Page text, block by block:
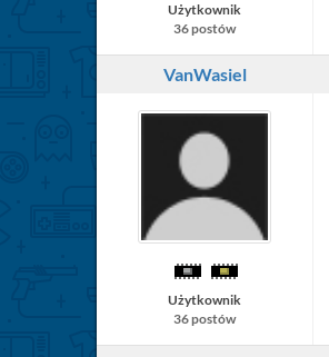
Użytkownik
36 postów
VanWasiel
Użytkownik
36 postów